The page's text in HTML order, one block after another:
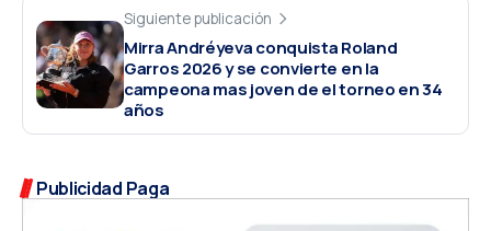
Siguiente publicación
Mirra Andréyeva conquista Roland
Garros 2026 y se convierte en la
campeona mas joven de el torneo en 34
años
Publicidad Paga